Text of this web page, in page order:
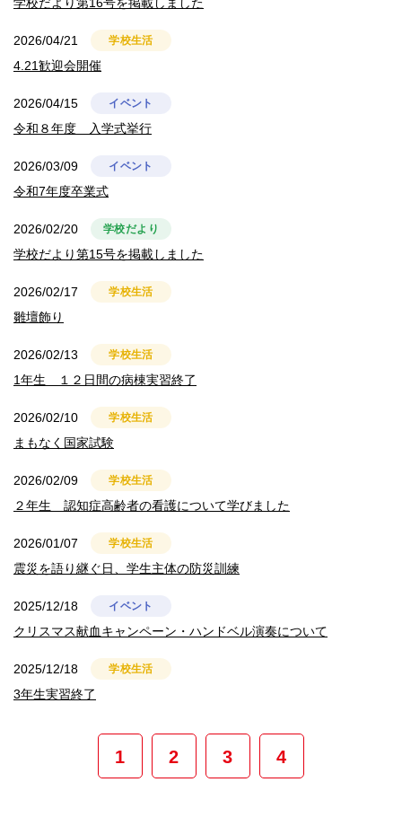
2026/04/21 学校生活
4.21歓迎会開催
2026/04/15 イベント
令和８年度 入学式挙行
2026/03/09 イベント
令和7年度卒業式
2026/02/20 学校だより
学校だより第15号を掲載しました
2026/02/17 学校生活
雛壇飾り
2026/02/13 学校生活
1年生 １２日間の病棟実習終了
2026/02/10 学校生活
まもなく国家試験
2026/02/09 学校生活
２年生 認知症高齢者の看護について学びました
2026/01/07 学校生活
震災を語り継ぐ日、学生主体の防災訓練
2025/12/18 イベント
クリスマス献血キャンペーン・ハンドベル演奏について
2025/12/18 学校生活
3年生実習終了
1 2 3 4